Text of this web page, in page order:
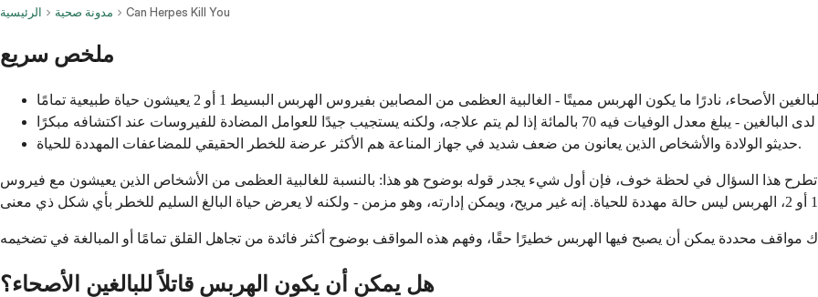
الرئيسية مدونة صحية Can Herpes Kill You
ملخص سريع
حديثو الولادة والأشخاص الذين يعانون من ضعف شديد في جهاز المناعة هم الأكثر عرضة للخطر الحقيقي للمضاعفات المهددة للحياة.
هذا السؤال في لحظة خوف، فإن أول شيء يجدر قوله بوضوح هو هذا: بالنسبة للغالبية العظمى من الأشخاص الذين يعيشون مع فيروس
هل يمكن أن يكون الهربس قاتلاً للبالغين الأصحاء؟